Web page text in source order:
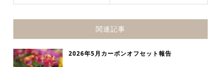
関連記事
2026年5月カーボンオフセット報告